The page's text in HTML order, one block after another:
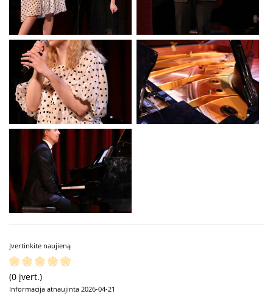
Įvertinkite naujieną
(0 įvert.)
Informacija atnaujinta 2026-04-21